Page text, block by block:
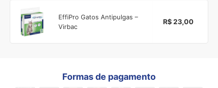
EffiPro Gatos Antipulgas –
Virbac
R$ 23,00
Formas de pagamento